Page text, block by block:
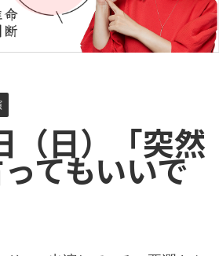
（日）「突然
てもいいで